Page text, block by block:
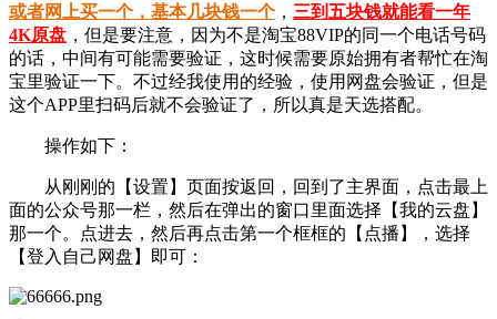
或者网上买一个，基本几块钱一个 ， 三到五块钱就能看一年
4K原盘 ，但是要注意，因为不是淘宝88VIP的同一个电话号码
的话，中间有可能需要验证，这时候需要原始拥有者帮忙在淘
宝里验证一下。不过经我使用的经验，使用网盘会验证，但是
这个APP里扫码后就不会验证了，所以真是天选搭配。
操作如下：
从刚刚的【设置】页面按返回，回到了主界面，点击最上
面的公众号那一栏，然后在弹出的窗口里面选择【我的云盘】
那一个。点进去，然后再点击第一个框框的【点播】，选择
【登入自己网盘】即可：